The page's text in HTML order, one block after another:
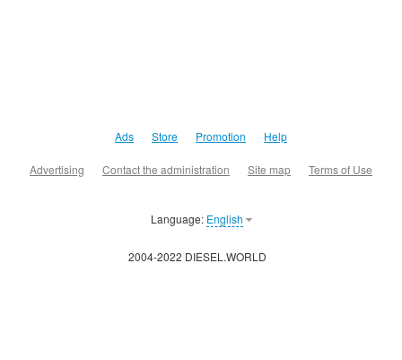
Ads Store Promotion Help
Advertising Contact the administration Site map Terms of Use
Language: English
2004-2022 DIESEL.WORLD